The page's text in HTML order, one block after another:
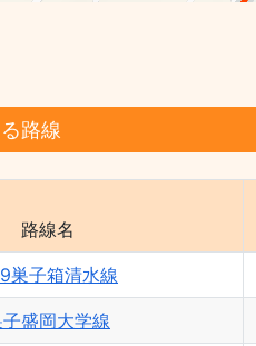
路線
路線名
巣子箱清水線
盛岡大学線